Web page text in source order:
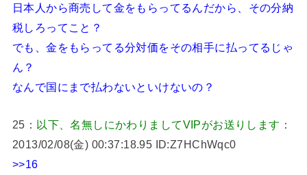
日本人から商売して金をもらってるんだから、その分納
税しろってこと？
でも、金をもらってる分対価をその相手に払ってるじゃ
ん？
なんで国にまで払わないといけないの？
25： 以下、名無しにかわりましてVIPがお送りします ：
2013/02/08(金) 00:37:18.95 ID:Z7HChWqc0
>>16